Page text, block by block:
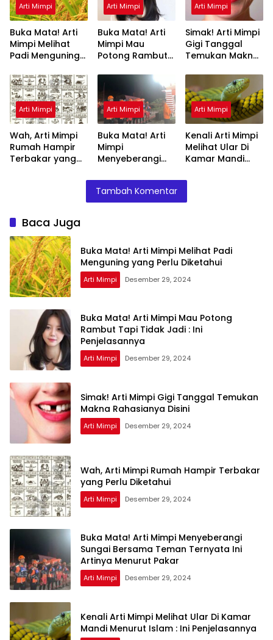
Arti Mimpi
Buka Mata! Arti
Mimpi Melihat
Padi Menguning
Diketahui
Arti Mimpi
Buka Mata! Arti
Mimpi Mau
Potong Rambut
Ini Penjelasannya
Arti Mimpi
Simak! Arti Mimpi
Gigi Tanggal
Temukan Makna
Arti Mimpi
Wah, Arti Mimpi
Rumah Hampir
Terbakar yang
Arti Mimpi
Buka Mata! Arti
Mimpi
Menyeberangi
Teman Ternyata
Ini Artinya
Menurut Pakar
Arti Mimpi
Kenali Arti Mimpi
Melihat Ular Di
Kamar Mandi
Ini Penjelasannya
Tambah Komentar
Baca Juga
Buka Mata! Arti Mimpi Melihat Padi
Menguning yang Perlu Diketahui
Arti Mimpi Desember 29, 2024
Buka Mata! Arti Mimpi Mau Potong
Rambut Tapi Tidak Jadi : Ini
Penjelasannya
Arti Mimpi Desember 29, 2024
Simak! Arti Mimpi Gigi Tanggal Temukan
Makna Rahasianya Disini
Arti Mimpi Desember 29, 2024
Wah, Arti Mimpi Rumah Hampir Terbakar
yang Perlu Diketahui
Arti Mimpi Desember 29, 2024
Buka Mata! Arti Mimpi Menyeberangi
Sungai Bersama Teman Ternyata Ini
Artinya Menurut Pakar
Arti Mimpi Desember 29, 2024
Kenali Arti Mimpi Melihat Ular Di Kamar
Mandi Menurut Islam : Ini Penjelasannya